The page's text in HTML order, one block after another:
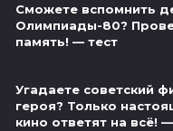
Сможете вспомнить
Олимпиады-80?
память! — тест
Угадаете советский
героя? Только
кино ответят на всё!